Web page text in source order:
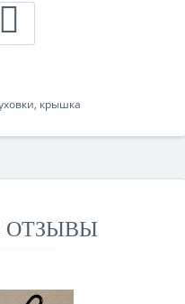
, крышка
ОТЗЫВЫ